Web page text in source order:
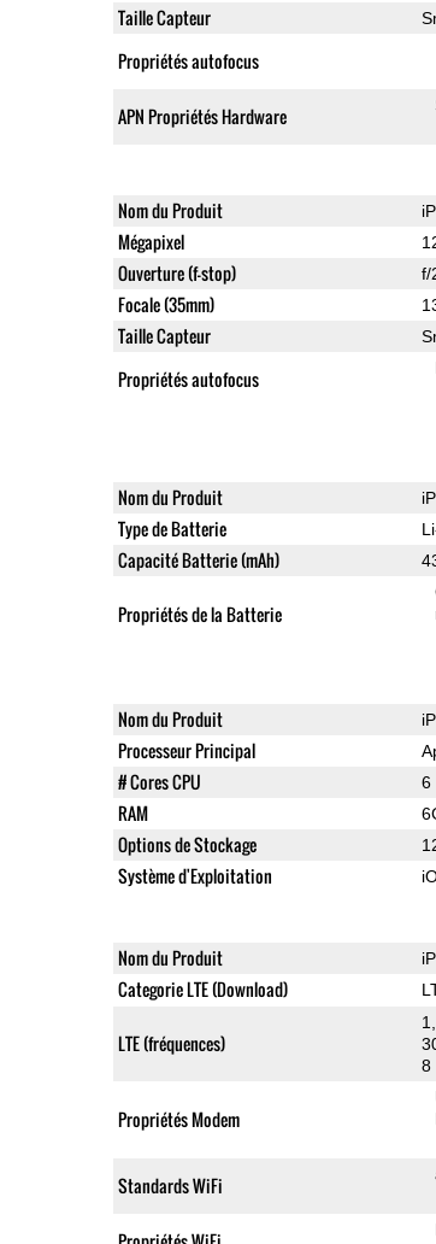
Taille Capteur
Propriétés autofocus
APN Propriétés Hardware
Nom du Produit
Mégapixel
Ouverture (f-stop) f/
Focale (35mm)
Taille Capteur
Propriétés autofocus
Nom du Produit
Type de Batterie
Capacité Batterie (mAh)
Propriétés de la Batterie
Nom du Produit
Processeur Principal
# Cores CPU 6
RAM
Options de Stockage
Système d'Exploitation
Nom du Produit
Categorie LTE (Download)
LTE (fréquences)
8
Propriétés Modem
Standards WiFi